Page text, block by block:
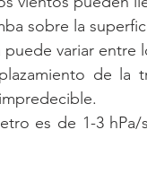
variar entre
de la
es de 1-3